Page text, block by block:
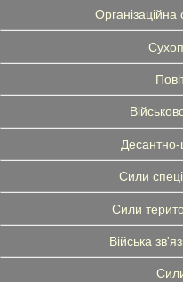
Організаційна
Десантно-
Сили
Сили
Війська